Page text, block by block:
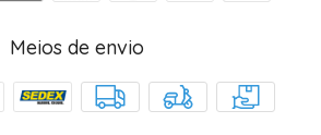
Meios de envio